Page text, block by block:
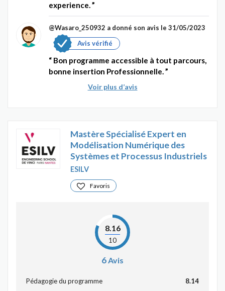
experience.
@Wasaro_250932 a donné son avis le 31/05/2023
Avis vérifié
Bon programme accessible à tout parcours,
bonne insertion Professionnelle.
Voir plus d’avis
Mastère Spécialisé Expert en
Modélisation Numérique des
Systèmes et Processus Industriels
ESILV
Favoris
8.16
10
6 Avis
Pédagogie du programme 8.14